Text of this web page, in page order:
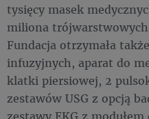
tysięcy masek
miliona
Fundacja otrzymała
infuzyjnych, aparat do
klatki piersiowej, 2
zestawów USG z opcją